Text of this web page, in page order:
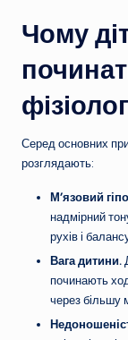
Чому
Серед основних
розглядають:
М’язовий
надмірний
рухів і
Вага дитини.
починають
через більшу